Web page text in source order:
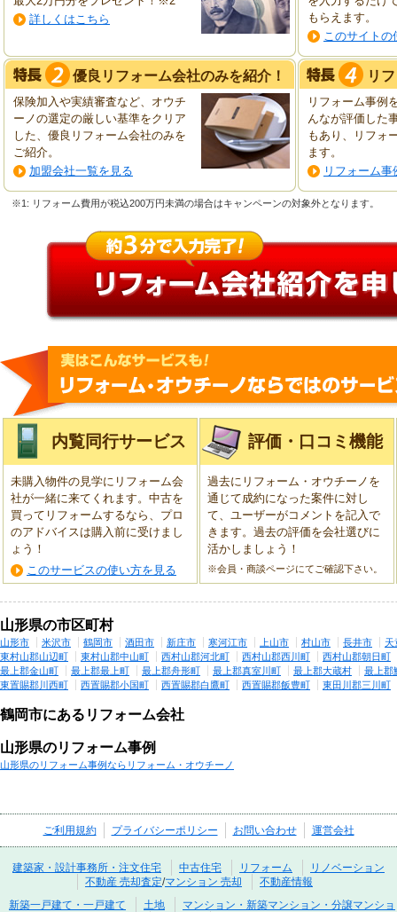
詳しくはこちら
もらえます。
このサイトの
優良リフォーム会社のみを紹介！
保険加入や実績審査など、オウチ
ーノの選定の厳しい基準をクリア
した、優良リフォーム会社のみを
ご紹介。
加盟会社一覧を見る
リ
リフォーム事例
んなが評価した
もあり、リフォ
ます。
リフォーム事
※1: リフォーム費用が税込200万円未満の場合はキャンペーンの対象外となります。
内覧同行サービス
未購入物件の見学にリフォーム会
社が一緒に来てくれます。中古を
買ってリフォームするなら、プロ
のアドバイスは購入前に受けまし
ょう！
このサービスの使い方を見る
評価・口コミ機能
過去にリフォーム・オウチーノを
通じて成約になった案件に対し
て、ユーザーがコメントを記入で
きます。過去の評価を会社選びに
活かしましょう！
※会員・商談ページにてご確認下さい。
山形県の市区町村
山形市 米沢市 鶴岡市 酒田市 新庄市 寒河江市 上山市 村山市 長井市
天
東村山郡山辺町
東村山郡中山町 西村山郡河北町 西村山郡西川町
西村山郡朝日町
最上郡金山町
最上郡最上町 最上郡舟形町 最上郡真室川町 最上郡大蔵村
最上郡
東置賜郡川西町
西置賜郡小国町 西置賜郡白鷹町 西置賜郡飯豊町 東田川郡三川町
鶴岡市にあるリフォーム会社
山形県のリフォーム事例
山形県のリフォーム事例ならリフォーム・オウチーノ
ご利用規約 プライバシーポリシー お問い合わせ 運営会社
建築家・設計事務所・注文住宅 中古住宅 リフォーム
リノベーション
不動産 売却査定/マンション 売却
不動産情報
新築一戸建て・一戸建て
土地
マンション・新築マンション・分譲マンショ